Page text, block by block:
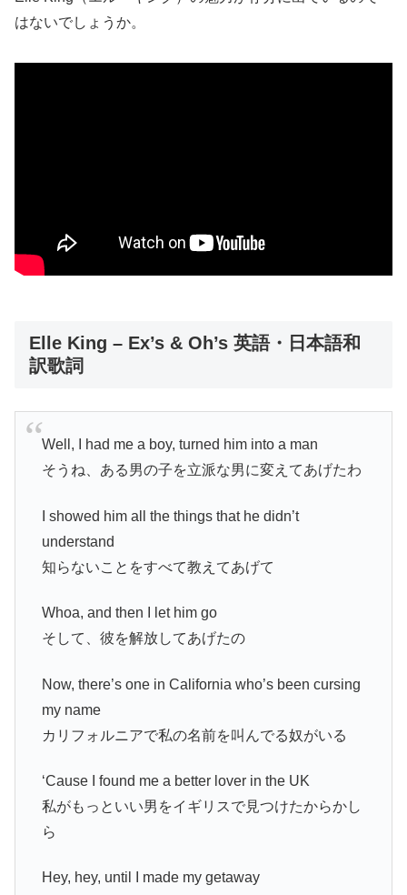
はないでしょうか。
Elle King – Ex’s & Oh’s 英語・日本語和
訳歌詞
Well, I had me a boy, turned him into a man
そうね、ある男の子を立派な男に変えてあげたわ
I showed him all the things that he didn’t
understand
知らないことをすべて教えてあげて
Whoa, and then I let him go
そして、彼を解放してあげたの
Now, there’s one in California who’s been cursing
my name
カリフォルニアで私の名前を叫んでる奴がいる
‘Cause I found me a better lover in the UK
私がもっといい男をイギリスで見つけたからかし
ら
Hey, hey, until I made my getaway